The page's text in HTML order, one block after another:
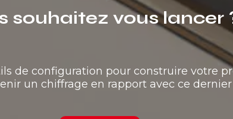
souhaitez vous lancer
de configuration pour construire votre
un chiffrage en rapport avec ce dernier